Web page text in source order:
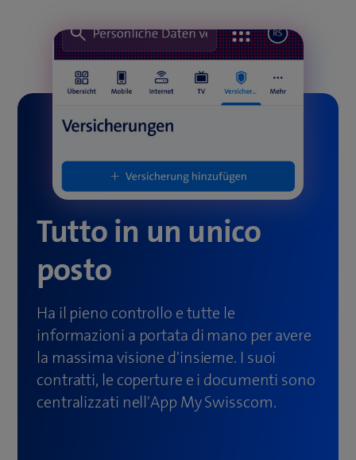
Tutto in un unico
posto
Ha il pieno controllo e tutte le
informazioni a portata di mano per avere
la massima visione d'insieme. I suoi
contratti, le coperture e i documenti sono
centralizzati nell'App My Swisscom.